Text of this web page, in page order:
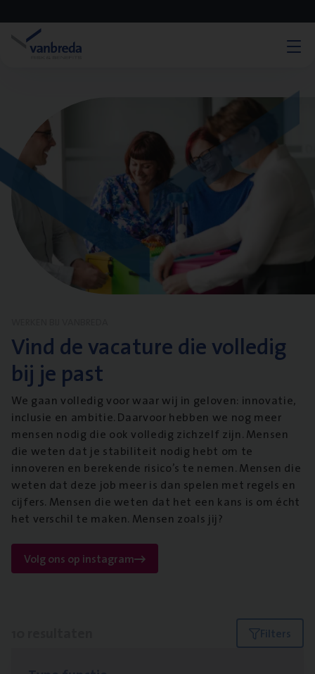
Vind de vacature die volledig
bij je past
We gaan volledig voor waar wij in geloven: innovatie,
inclusie en ambitie. Daarvoor hebben we nog meer
mensen nodig die ook volledig zichzelf zijn. Mensen
die weten dat je stabiliteit nodig hebt om te
innoveren en berekende risico’s te nemen. Mensen die
weten dat deze job meer is dan spelen met regels en
cijfers. Mensen die weten dat het een kans is om écht
het verschil te maken. Mensen zoals jij?
Volg ons op instagram
Filters